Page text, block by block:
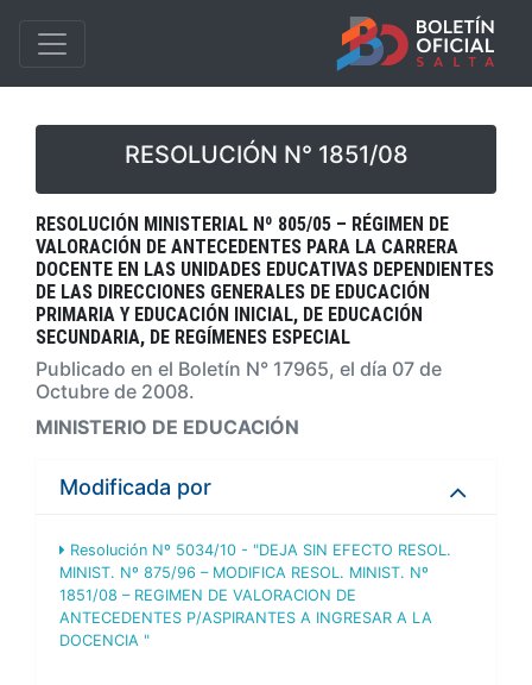
RESOLUCIÓN N° 1851/08
RESOLUCIÓN MINISTERIAL Nº 805/05 – RÉGIMEN DE
VALORACIÓN DE ANTECEDENTES PARA LA CARRERA
DOCENTE EN LAS UNIDADES EDUCATIVAS DEPENDIENTES
DE LAS DIRECCIONES GENERALES DE EDUCACIÓN
PRIMARIA Y EDUCACIÓN INICIAL, DE EDUCACIÓN
SECUNDARIA, DE REGÍMENES ESPECIAL
Publicado en el Boletín N° 17965, el día 07 de
Octubre de 2008.
MINISTERIO DE EDUCACIÓN
Modificada por
Resolución Nº 5034/10 - "DEJA SIN EFECTO RESOL.
MINIST. Nº 875/96 – MODIFICA RESOL. MINIST. Nº
1851/08 – REGIMEN DE VALORACION DE
ANTECEDENTES P/ASPIRANTES A INGRESAR A LA
DOCENCIA "